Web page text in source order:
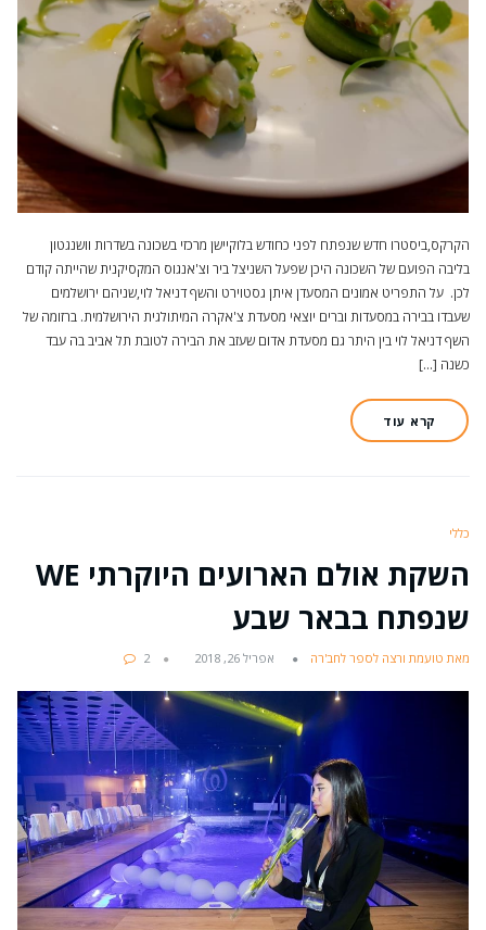
הקרקס,ביסטרו חדש שנפתח לפני כחודש בלוקיישן מרכזי בשכונה בשדרות וושנגטון
בליבה הפועם של השכונה היכן שפעל השניצל ביר וצ'אנגוס המקסיקנית שהייתה קודם
לכן. על התפריט אמונים המסעדן איתן גסטוירט והשף דניאל לוי,שניהם ירושלמים
שעבדו בבירה במסעדות וברים יוצאי מסעדת צ'אקרה המיתולגית הירושלמית. ברזומה של
השף דניאל לוי בין היתר גם מסעדת אדום שעזב את הבירה לטובת תל אביב בה עבד
כשנה […]
קרא עוד
כללי
השקת אולם הארועים היוקרתי WE
שנפתח בבאר שבע
מאת טועמת ורצה לספר לחב'רה אפריל 26, 2018 2